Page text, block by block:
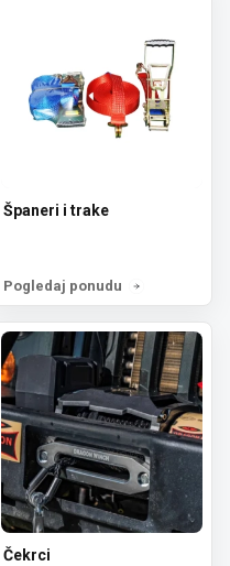
Španeri i trake
Pogledaj ponudu
Čekrci